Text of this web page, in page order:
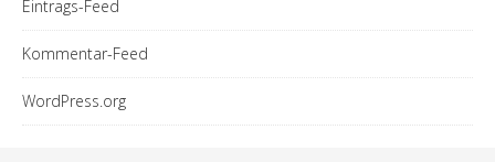
Eintrags-Feed
Kommentar-Feed
WordPress.org